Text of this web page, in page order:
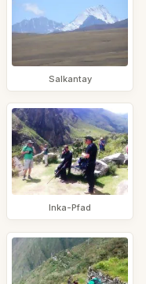
Salkantay
Inka-Pfad